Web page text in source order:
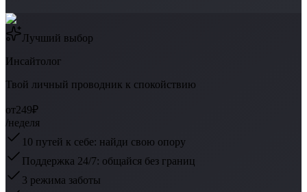
Лучший выбор
Инсайтолог
Твой личный проводник к спокойствию
от249₽
/неделя
10 путей к себе: найди свою опору
Поддержка 24/7: общайся без границ
3 режима заботы